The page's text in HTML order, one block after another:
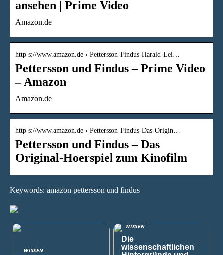
ansehen | Prime Video
Amazon.de
http s://www.amazon.de › Pettersson-Findus-Harald-Lei…
Pettersson und Findus – Prime Video
– Amazon
Amazon.de
http s://www.amazon.de › Pettersson-Findus-Das-Origin…
Pettersson und Findus – Das
Original-Hoerspiel zum Kinofilm
Keywords: amazon pettersson und findus
WISSEN
WISSEN
Die
wissenschaftlichen